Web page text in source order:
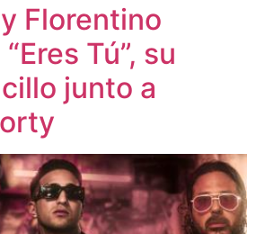
Florentino
Tú”, su
junto a